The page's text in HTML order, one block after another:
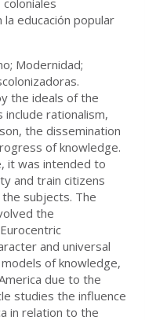
educación popular
Modernidad;
the ideals of the
rationalism,
the dissemination
of knowledge.
it was intended to
and train citizens
subjects. The
the
and universal
of knowledge,
due to the
studies the influence
in relation to the